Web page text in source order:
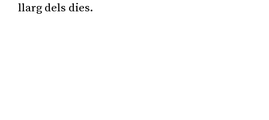
llarg dels dies.